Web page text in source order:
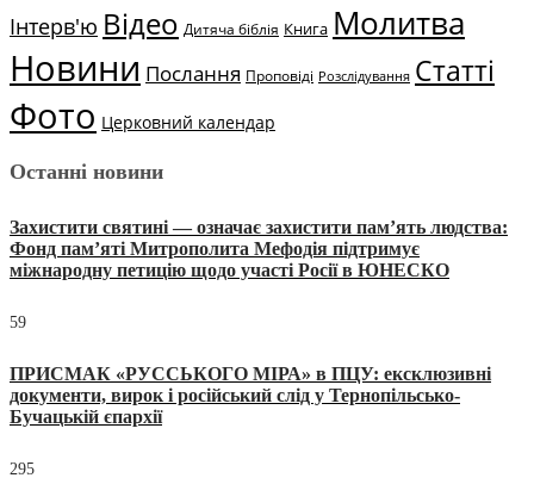
Інтерв'ю Відео Дитяча біблія Книга Молитва
Новини Послання Проповіді Розслідування Статті
Фото Церковний календар
Останні новини
Захистити святині — означає захистити пам’ять людства:
Фонд пам’яті Митрополита Мефодія підтримує
міжнародну петицію щодо участі Росії в ЮНЕСКО
59
ПРИСМАК «РУССЬКОГО МІРА» в ПЦУ: ексклюзивні
документи, вирок і російський слід у Тернопільсько-
Бучацькій єпархії
295